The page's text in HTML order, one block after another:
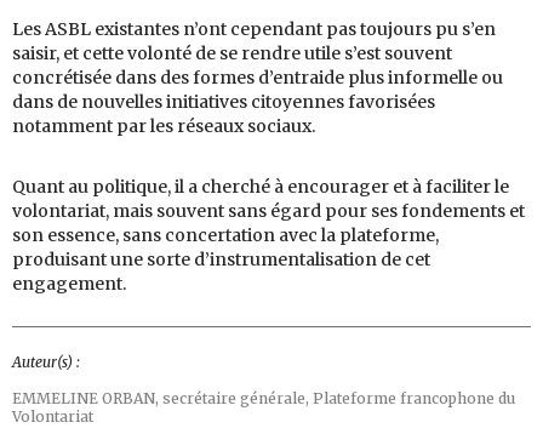
Les ASBL existantes n’ont cependant pas toujours pu s’en
saisir, et cette volonté de se rendre utile s’est souvent
concrétisée dans des formes d’entraide plus informelle ou
dans de nouvelles initiatives citoyennes favorisées
notamment par les réseaux sociaux.
Quant au politique, il a cherché à encourager et à faciliter le
volontariat, mais souvent sans égard pour ses fondements et
son essence, sans concertation avec la plateforme,
produisant une sorte d’instrumentalisation de cet
engagement.
Auteur(s) :
EMMELINE ORBAN, secrétaire générale, Plateforme francophone du
Volontariat